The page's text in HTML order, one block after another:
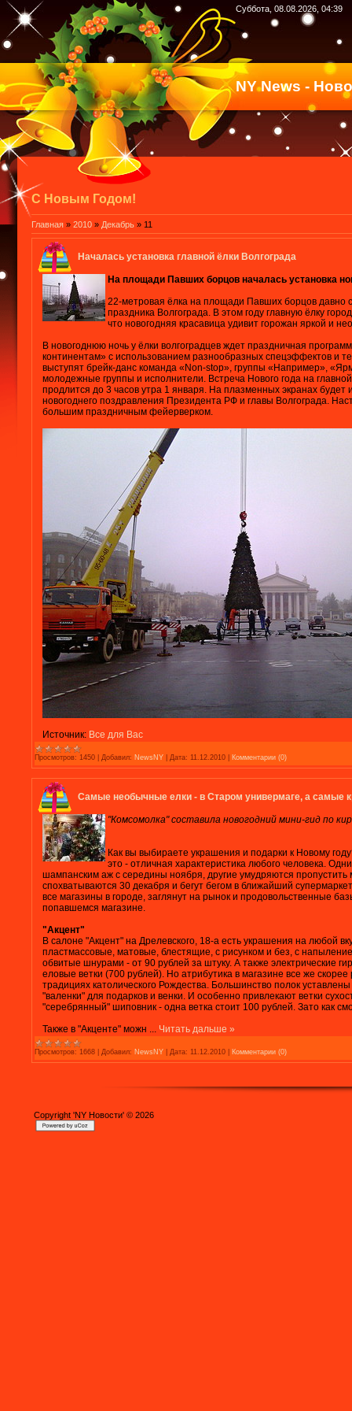
Суббота, 08.08.2026, 04:39
NY News -
С Новым Годом!
Главная » 2010 » Декабрь » 11
Началась установка главной ёлки Волгограда
На площади Павших борцов началась установка
22-метровая ёлка на площади Павших борцов давно
праздника Волгограда. В этом году главную ёлку
что новогодняя красавица удивит горожан яркой и
В новогоднюю ночь у ёлки волгоградцев ждет праздничная
континентам» с использованием разнообразных спецэффектов и
выступят брейк-данс команда «Non-stop», группы «Например»,
молодежные группы и исполнители. Встреча Нового года на
продлится до 3 часов утра 1 января. На плазменных экранах
новогоднего поздравления Президента РФ и главы Волгограда.
большим праздничным фейерверком.
Источник: Все для Вас
Просмотров: 1450 Добавил: NewsNY Дата: 11.12.2010 Комментарии (0)
Самые необычные елки - в Старом универмаге, а самые
"Комсомолка" составила новогодний мини-гид по
Как вы выбираете украшения и подарки к Новому
это - отличная характеристика любого человека.
шампанским аж с середины ноября, другие умудряются
спохватываются 30 декабря и бегут бегом в ближайший
все магазины в городе, заглянут на рынок и продовольственные
попавшемся магазине.
"Акцент"
В салоне "Акцент" на Дрелевского, 18-а есть украшения на любой
пластмассовые, матовые, блестящие, с рисунком и без, с
обвитые шнурами - от 90 рублей за штуку. А также электрические
еловые ветки (700 рублей). Но атрибутика в магазине все же
традициях католического Рождества. Большинство полок
"валенки" для подарков и венки. И особенно привлекают ветки
"серебрянный" шиповник - одна ветка стоит 100 рублей. Зато как
Также в "Акценте" можн ... Читать дальше »
Просмотров: 1668 Добавил: NewsNY Дата: 11.12.2010 Комментарии (0)
Copyright 'NY Новости' © 2026